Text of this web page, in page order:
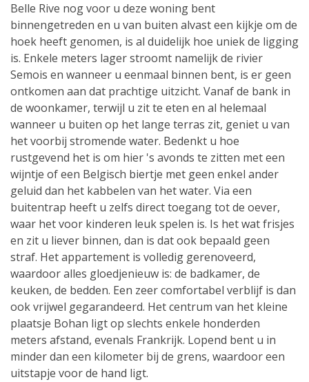
Belle Rive nog voor u deze woning bent
binnengetreden en u van buiten alvast een kijkje om de
hoek heeft genomen, is al duidelijk hoe uniek de ligging
is. Enkele meters lager stroomt namelijk de rivier
Semois en wanneer u eenmaal binnen bent, is er geen
ontkomen aan dat prachtige uitzicht. Vanaf de bank in
de woonkamer, terwijl u zit te eten en al helemaal
wanneer u buiten op het lange terras zit, geniet u van
het voorbij stromende water. Bedenkt u hoe
rustgevend het is om hier 's avonds te zitten met een
wijntje of een Belgisch biertje met geen enkel ander
geluid dan het kabbelen van het water. Via een
buitentrap heeft u zelfs direct toegang tot de oever,
waar het voor kinderen leuk spelen is. Is het wat frisjes
en zit u liever binnen, dan is dat ook bepaald geen
straf. Het appartement is volledig gerenoveerd,
waardoor alles gloedjenieuw is: de badkamer, de
keuken, de bedden. Een zeer comfortabel verblijf is dan
ook vrijwel gegarandeerd. Het centrum van het kleine
plaatsje Bohan ligt op slechts enkele honderden
meters afstand, evenals Frankrijk. Lopend bent u in
minder dan een kilometer bij de grens, waardoor een
uitstapje voor de hand ligt.